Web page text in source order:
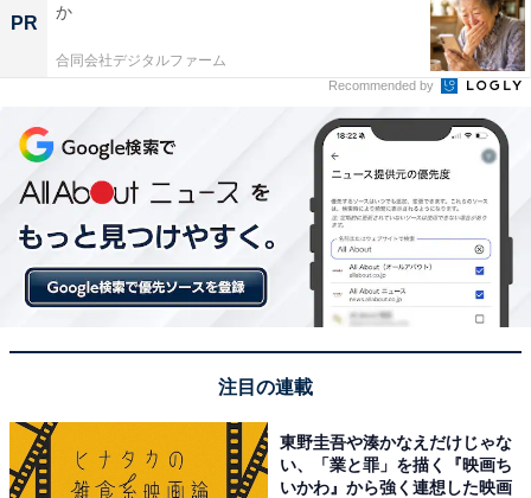
PR
か
合同会社デジタルファーム
Recommended by
注目の連載
東野圭吾や湊かなえだけじゃな
い、「業と罪」を描く『映画ち
いかわ』から強く連想した映画